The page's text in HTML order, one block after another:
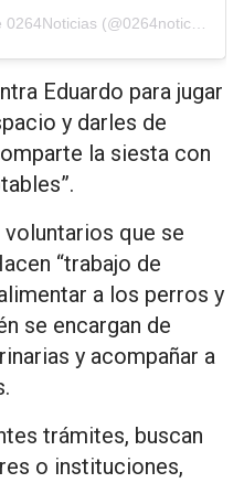
Una publicación compartida de 0264Noticias (@0264noticias)
Eduardo para jugar
y darles de
la siesta con
voluntarios que se
“trabajo de
a los perros y
se encargan de
y acompañar a
trámites, buscan
o instituciones,